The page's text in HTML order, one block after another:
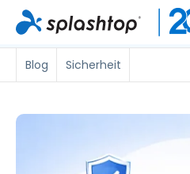
Blog Sicherheit